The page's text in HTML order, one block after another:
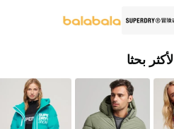
الأكثر بحثا